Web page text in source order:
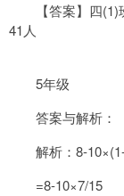
【答案】四(1)
41人
5年级
答案与解析：
解析：8-10×(1-
=8-10×7/15